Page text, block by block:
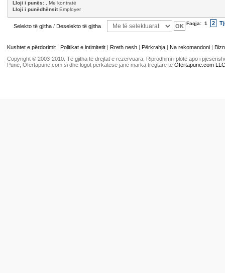
Lloji i punës: , Me kontratë
Lloji i punëdhënsitEmployer
Selekto të gjitha / Deselekto të gjitha Faqja: 1 2
Kushtet e përdorimit | Politikat e intimitetit | Rreth nesh | Përkrahja | Na rekomandoni |
Copyright © 2003-2010. Të gjitha të drejtat e rezervuara. Riprodhimi i plotë apo i
Pune, Ofertapune.com si dhe logot përkatëse janë marka tregtare të Ofertapune.com LLC